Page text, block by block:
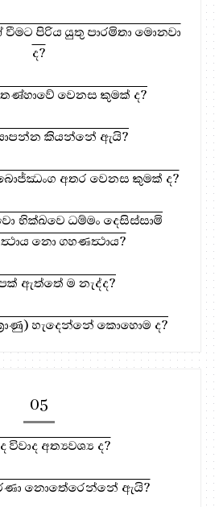
පිරිය යුතු පාරමිතා මොනවා
ද?
තණ්හාවේ වෙනස කුමක් ද?
කියන්නේ ඇයි?
අතර වෙනස කුමක් ද?
භික්‍ඛවෙ ධම්මං දෙසිස්සාමි
නො ගහණත්‍ථාය?
ඇත්තේ ම නැද්ද?
හැදෙන්නේ කොහොම ද?
05
විවාද අත්‍යවශ්‍ය ද?
නොතේරෙන්නේ ඇයි?